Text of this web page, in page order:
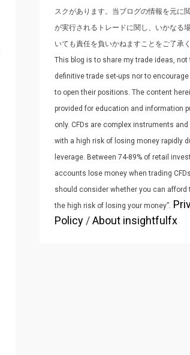
スクがあります。当ブログの情報を元に
が実行されるトレードに関し、いかなる
いても責任を負いかねますことをご了承
This blog is to share my trade ideas, not
definitive trade set-ups nor to
to open their positions. The content
provided for education and information
only. CFDs are complex instruments
with a high risk of losing money rapidly
leverage. Between 74-89% of retail
accounts lose money when trading
should consider whether you can afford
the high risk of losing your money”.
Policy /About insightfulfx